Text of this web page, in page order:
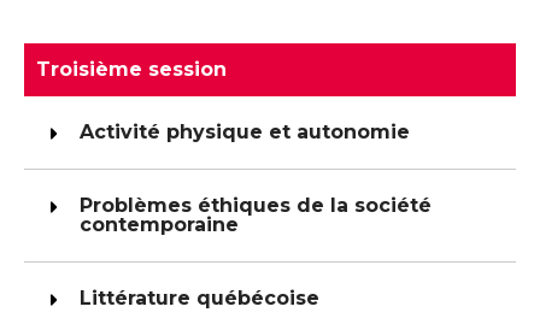
Troisième session
Activité physique et autonomie
Problèmes éthiques de la société
contemporaine
Littérature québécoise